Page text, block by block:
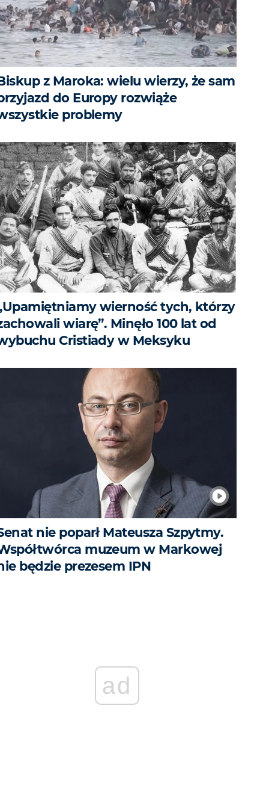
z Maroka: wielu wierzy, że sam
do Europy rozwiąże
problemy
wierność tych, którzy
wiarę”. Minęło 100 lat od
Cristiady w Meksyku
nie poparł Mateusza Szpytmy.
muzeum w Markowej
będzie prezesem IPN
ad